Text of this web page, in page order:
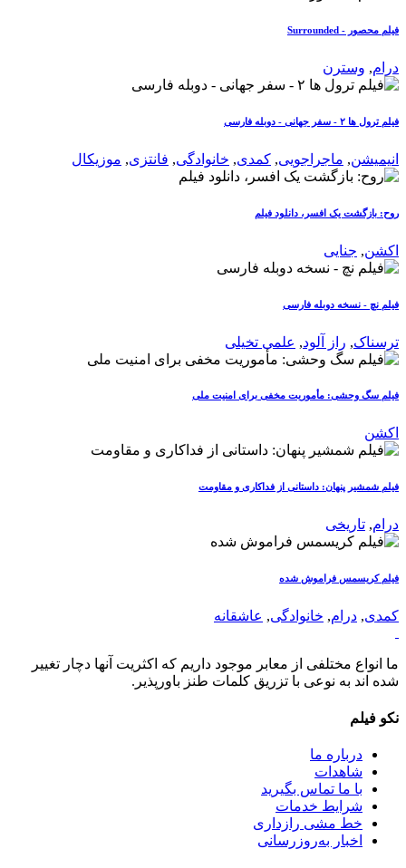
فیلم محصور - Surrounded
درام, وسترن
فیلم ترول ها ۲ - سفر جهانی - دوبله فارسی
انیمیشن, ماجراجویی, کمدی, خانوادگی, فانتزی, موزیکال
روح: بازگشت یک افسر، دانلود فیلم
اکشن, جنایی
فیلم نچ - نسخه دوبله فارسی
ترسناک, راز آلود, علمی تخیلی
فیلم سگ وحشی: مأموریت مخفی برای امنیت ملی
اکشن
فیلم شمشیر پنهان: داستانی از فداکاری و مقاومت
درام, تاریخی
فیلم کریسمس فراموش شده
کمدی, درام, خانوادگی, عاشقانه
ما انواع مختلفی از معابر موجود داریم که اکثریت آنها دچار تغییر
شده اند به نوعی با تزریق کلمات طنز باورپذیر.
نکو فیلم
درباره ما
شاهدات
با ما تماس بگیرید
شرایط خدمات
خط مشی رازداری
اخبار به‌روزرسانی